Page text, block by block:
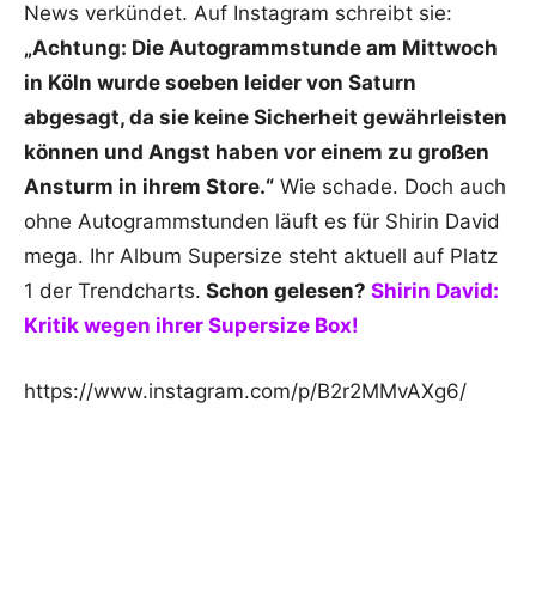
News verkündet. Auf Instagram schreibt sie:
„Achtung: Die Autogrammstunde am Mittwoch
in Köln wurde soeben leider von Saturn
abgesagt, da sie keine Sicherheit gewährleisten
können und Angst haben vor einem zu großen
Ansturm in ihrem Store.“ Wie schade. Doch auch
ohne Autogrammstunden läuft es für Shirin David
mega. Ihr Album Supersize steht aktuell auf Platz
1 der Trendcharts. Schon gelesen? Shirin David:
Kritik wegen ihrer Supersize Box!
https://www.instagram.com/p/B2r2MMvAXg6/